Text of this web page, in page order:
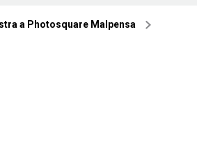
a Photosquare Malpensa